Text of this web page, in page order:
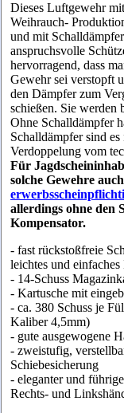
Dieses Luftgewehr
Weihrauch-
und mit
anspruchsvolle
hervorragend, dass
Gewehr sei verstopft
den Dämpfer zum
schießen. Sie werden
Ohne Schalldämpfer
Schalldämpfer sind
Verdoppelung vom
Für
solche Gewehre
allerdings ohne den
Kompensator.
- fast rückstoßfreie
leichtes und
- 14-Schuss
- Kartusche mit
- ca. 380 Schuss je
Kaliber 4,5mm)
- gute ausgewogene
- zweistufig,
Schiebesicherung
- eleganter und
Rechts- und